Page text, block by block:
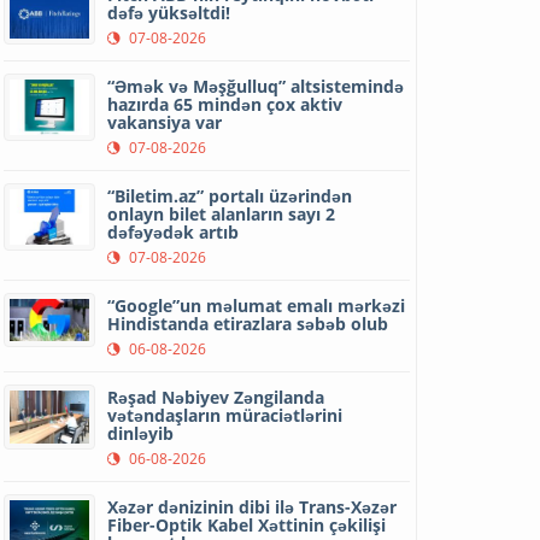
dəfə yüksəltdi!
07-08-2026
“Əmək və Məşğulluq” altsistemində
hazırda 65 mindən çox aktiv
vakansiya var
07-08-2026
“Biletim.az” portalı üzərindən
onlayn bilet alanların sayı 2
dəfəyədək artıb
07-08-2026
“Google”un məlumat emalı mərkəzi
Hindistanda etirazlara səbəb olub
06-08-2026
Rəşad Nəbiyev Zəngilanda
vətəndaşların müraciətlərini
dinləyib
06-08-2026
Xəzər dənizinin dibi ilə Trans-Xəzər
Fiber-Optik Kabel Xəttinin çəkilişi